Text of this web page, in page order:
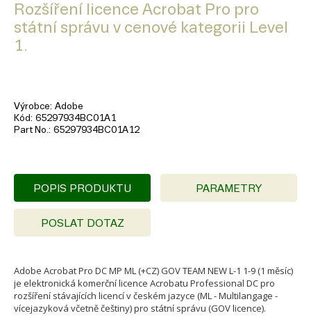
Rozšíření licence Acrobat Pro pro
státní správu v cenové kategorii Level
1.
Výrobce Adobe
Kód 65297934BC01A1
Part No. 65297934BC01A12
POPIS PRODUKTU PARAMETRY
POSLAT DOTAZ
Adobe Acrobat Pro DC MP ML (+CZ) GOV TEAM NEW L-1 1-9 (1 měsíc)
je elektronická komerční licence Acrobatu Professional DC pro
rozšíření stávajících licencí v českém jazyce (ML - Multilangage -
vícejazyková včetně češtiny) pro státní správu (GOV licence).